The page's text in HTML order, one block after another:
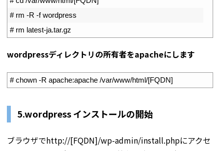
# rm -R -f wordpress
# rm latest-ja.tar.gz
wordpressディレクトリの所有者をapacheにします
# chown -R apache:apache /var/www/html/[FQDN]
5.wordpress インストールの開始
ブラウザでhttp://[FQDN]/wp-admin/install.phpにアクセ